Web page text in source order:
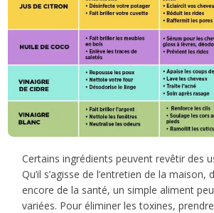
Certains ingrédients peuvent revêtir des
Qu’il s’agisse de l’entretien de la maison,
encore de la santé, un simple aliment
variées. Pour éliminer les toxines,